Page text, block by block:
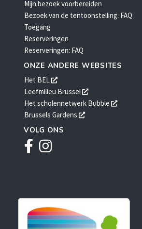
Mijn bezoek voorbereiden
Bezoek van de tentoonstelling: FAQ
Toegang
Reserveringen
Reserveringen: FAQ
ONZE ANDERE WEBSITES
Het BEL
opent
een
nieuw
venster
Leefmilieu Brussel
opent
een
Het scholennetwerk Bubble
opent
Brussels Gardens
opent
VOLG ONS
Facebook
Instagram